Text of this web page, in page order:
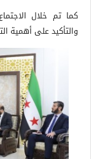
كما تم خلال
والتأكيد على أهمية